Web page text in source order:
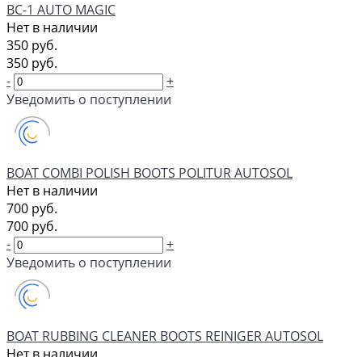
BC-1 AUTO MAGIC
Нет в наличии
350 руб.
350 руб.
-
+
Уведомить о поступлении
BOAT COMBI POLISH BOOTS POLITUR AUTOSOL
Нет в наличии
700 руб.
700 руб.
-
+
Уведомить о поступлении
BOAT RUBBING CLEANER BOOTS REINIGER AUTOSOL